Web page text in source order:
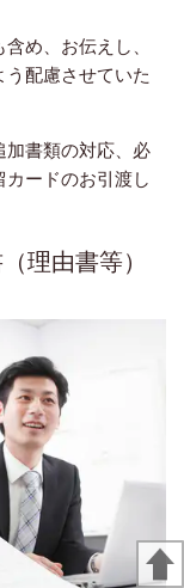
め、お伝えし、
配慮させていた
加書類の対応、必
ードのお引渡し
理由書等）